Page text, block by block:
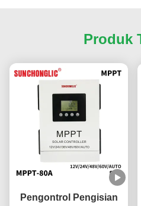
Produk
Pengontrol Pengisian